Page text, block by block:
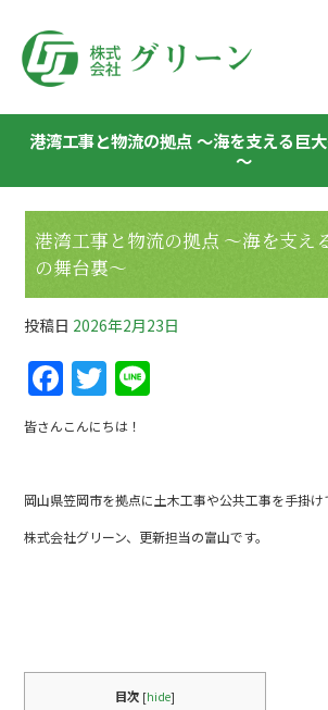
港湾工事と物流の拠点 ～海を支える巨
～
港湾工事と物流の拠点 ～海を支え
の舞台裏～
投稿日 2026年2月23日
F
a
c
e
b
o
T
w
itt
er
皆さんこんにちは！
岡山県笠岡市を拠点に土木工事や公共工事を手掛け
株式会社グリーン、更新担当の富山です。
目次 [hide]